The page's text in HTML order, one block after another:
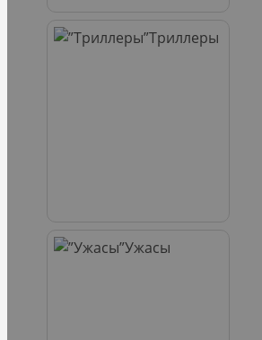
Триллеры
Ужасы